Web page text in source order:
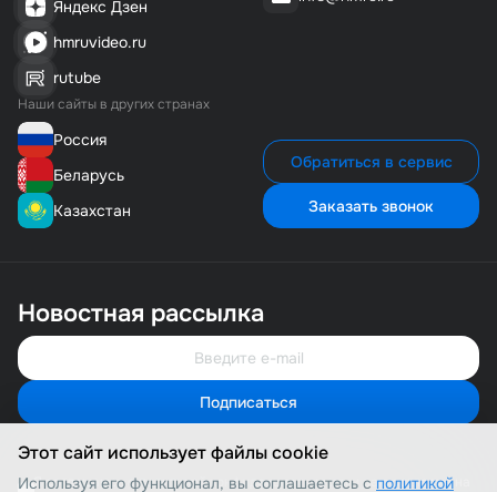
Яндекс Дзен
hmruvideo.ru
rutube
Наши сайты в других странах
Россия
Беларусь
Казахстан
Обратиться в сервис
Заказать звонок
Новостная рассылка
Я соглашаюсь с политикой конфиденциальности и даю согласие на
Подписаться
Свяжитесь с нами
Мы онлайн и готовы помочь
Позвонить нам
8 (800) 500-1-495
Этот сайт использует файлы cookie
Используя его функционал, вы соглашаетесь с политикой